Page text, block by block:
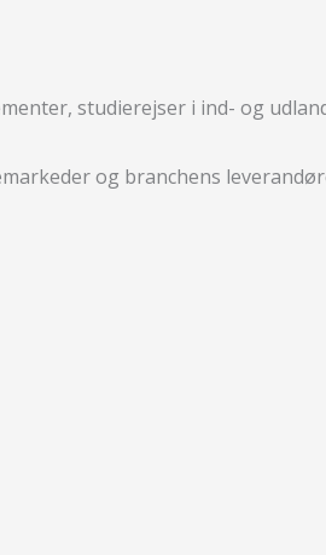
studierejser i ind- og
og bran­chens